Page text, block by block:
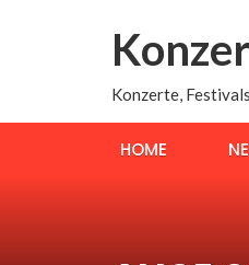
Konzerte,
HOME